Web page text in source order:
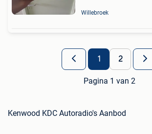
Willebroek
1 2
Pagina 1 van 2
Kenwood KDC Autoradio's Aanbod